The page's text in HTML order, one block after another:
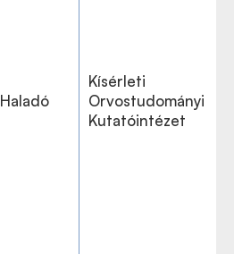
Haladó
Kísérleti
Orvostudományi
Kutatóintézet